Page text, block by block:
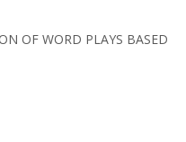
OF WORD PLAYS BASED